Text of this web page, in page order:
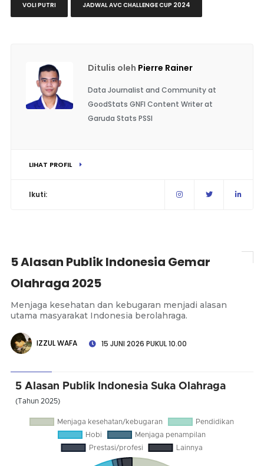
VOLI PUTRI JADWAL AVC CHALLENGE CUP 2024
Ditulis oleh Pierre Rainer
Data Journalist and Community at
GoodStats GNFI Content Writer at
Garuda Stats PSSI
LIHAT PROFIL
Ikuti:
5 Alasan Publik Indonesia Gemar
Olahraga 2025
Menjaga kesehatan dan kebugaran menjadi alasan
utama masyarakat Indonesia berolahraga.
IZZUL WAFA 15 JUNI 2026 PUKUL 10.00
5 Alasan Publik Indonesia Suka Olahraga
(Tahun 2025)